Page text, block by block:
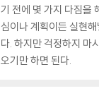
기 전에 몇 가지 다짐을
심이나 계획이든 실현
다. 하지만 걱정하지 마
오기만 하면 된다.